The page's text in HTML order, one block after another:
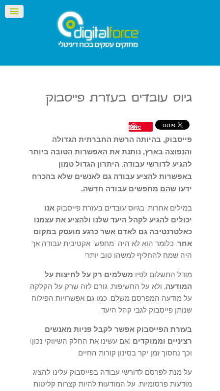
גיוס עובדים בעזרת פייסבוק
Save
פייסבוק, בהיותה הרשת החברתית הגדולה
והנפוצה בארץ, נותנת את האפשרות הטובה ביותר
להגיע לדורשי עבודה. היתרון הגדול טמון
באפשרות להציע עבודה גם לאנשים שלא בהכרח
ידעו שהם מחפשים עבודה חדשה.
במילים אחרות, בגיוס עובדים בעזרת פייסבוק אנו
יכולים להגיע לקהל היעד שלנו ולהציע את עצמנו
כאלטרנטיבה גם לאדם אשר כרגע מועסק במקום
אחר. כלומר הוא לא היה "מחפש" אקטיבית עבודה אך
היה שמח להחליף למשהו טוב יותר!
מודל התשלום לפיו משלמים רק על לחיצות על
המודעה, ולא על החשיפות, גורם לזה שרק על הקלקה
על מודעה המפרסם משלם. כמו גם אפשרויות הפילוח
שנותן פייסבוק לגבי קהל היעד.
בעזרת הפייסבוק אפשר לקבל פניות מאנשים
רציניים וממוקדים (אם עשינו את החלק השיווקי נכון)
וכך נחסוך זמן יקר בסינון קורות החיים.
על מנת לפרסם לדורשי עבודה בפייסבוק עלינו להציג
מודעות פרסומיות. על המודעות להיות קצרות קליטות